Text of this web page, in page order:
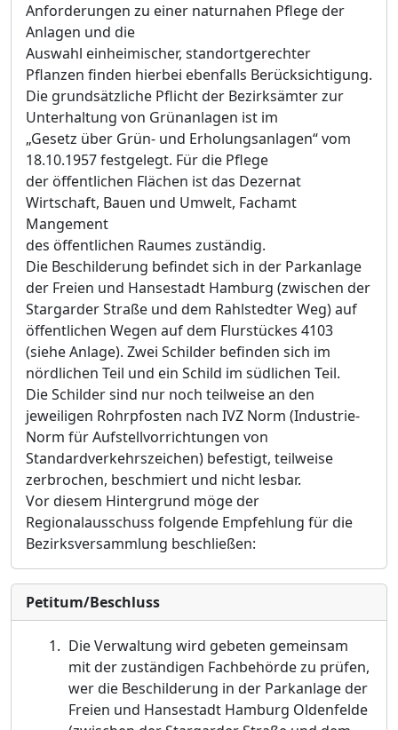
Anforderungen zu einer naturnahen Pflege der
Anlagen und die
Auswahl einheimischer, standortgerechter
Pflanzen finden hierbei ebenfalls Berücksichtigung.
Die grundsätzliche Pflicht der Bezirksämter zur
Unterhaltung von Grünanlagen ist im
„Gesetz über Grün- und Erholungsanlagen“ vom
18.10.1957 festgelegt. Für die Pflege
der öffentlichen Flächen ist das Dezernat
Wirtschaft, Bauen und Umwelt, Fachamt
Mangement
des öffentlichen Raumes zuständig.
Die Beschilderung befindet sich in der Parkanlage
der Freien und Hansestadt Hamburg (zwischen der
Stargarder Straße und dem Rahlstedter Weg) auf
öffentlichen Wegen auf dem Flurstückes 4103
(siehe Anlage). Zwei Schilder befinden sich im
nördlichen Teil und ein Schild im südlichen Teil.
Die Schilder sind nur noch teilweise an den
jeweiligen Rohrpfosten nach IVZ Norm (Industrie-
Norm für Aufstellvorrichtungen von
Standardverkehrszeichen) befestigt, teilweise
zerbrochen, beschmiert und nicht lesbar.
Vor diesem Hintergrund möge der
Regionalausschuss folgende Empfehlung für die
Bezirksversammlung beschließen:
Petitum/Beschluss
DieVerwaltung wird gebeten gemeinsam
mit der zuständigen Fachbehörde zu prüfen,
wer die Beschilderung in der Parkanlage der
Freien und Hansestadt Hamburg Oldenfelde